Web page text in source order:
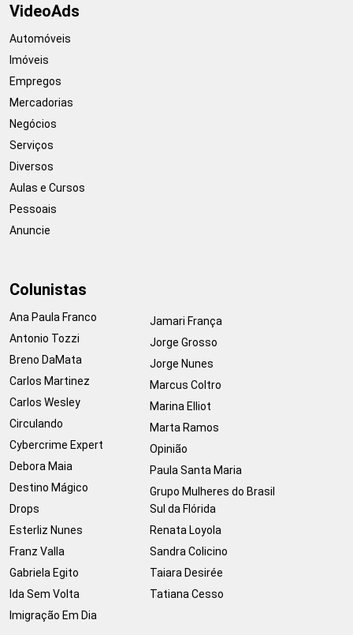
VideoAds
Automóveis
Imóveis
Empregos
Mercadorias
Negócios
Serviços
Diversos
Aulas e Cursos
Pessoais
Anuncie
Colunistas
Ana Paula Franco
Antonio Tozzi
Breno DaMata
Carlos Martinez
Carlos Wesley
Circulando
Cybercrime Expert
Debora Maia
Destino Mágico
Drops
Esterliz Nunes
Franz Valla
Gabriela Egito
Ida Sem Volta
Imigração Em Dia
Jamari França
Jorge Grosso
Jorge Nunes
Marcus Coltro
Marina Elliot
Marta Ramos
Opinião
Paula Santa Maria
Grupo Mulheres do Brasil
Sul da Flórida
Renata Loyola
Sandra Colicino
Taiara Desirée
Tatiana Cesso